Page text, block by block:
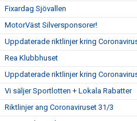
Fixardag Sjövallen
MotorVäst Silversponsorer!
Uppdaterade riktlinjer kring
Rea Klubbhuset
Uppdaterade riktlinjer kring
Vi säljer Sportlotten + Lokala Rabatter
Riktlinjer ang Coronaviruset 31/3